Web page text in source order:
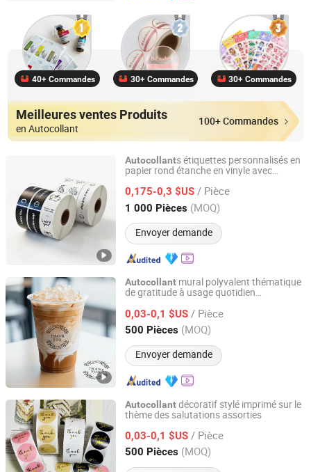
40+ Commandes 30+ Commandes 30+ Commandes
Meilleures ventes Produits
en Autocollant
100+ Commandes
Autocollants étiquettes personnalisés en
papier rond étanche en vinyle avec
0,175-0,3 $US / Pièce
1 000 Pièces (MOQ)
Envoyer demande
Suzhou Guanhua Paper Factory
Jiangsu, China Depuis 2007
Autocollant mural polyvalent thématique
de gratitude à usage quotidien
0,03-0,1 $US / Pièce
500 Pièces (MOQ)
Envoyer demande
Xiamen Qunxingming Industry and Trade Co., Ltd.
Fujian, China Depuis 2025
Autocollantdécoratif stylé imprimé sur le
thème des salutations assorties
0,03-0,1 $US / Pièce
500 Pièces (MOQ)
Xiamen Qunxingming Industry and Trade Co., Ltd.
Fujian, China Depuis 2025